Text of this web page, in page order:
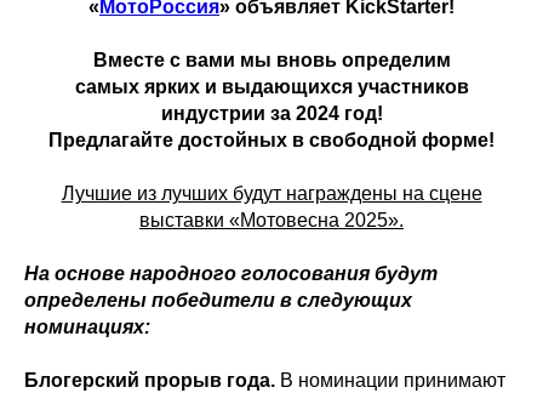
« МотоРоссия» объявляет KickStarter!
Вместе с вами мы вновь определим
самых ярких и выдающихся участников
индустрии за 2024 год!
Предлагайте достойных в свободной форме!
Лучшие из лучших будут награждены на сцене
выставки «Мотовесна 2025».
На основе народного голосования будут
определены победители в следующих
номинациях:
Блогерский прорыв года. В номинации принимают